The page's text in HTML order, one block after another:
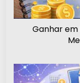
Ganhar em